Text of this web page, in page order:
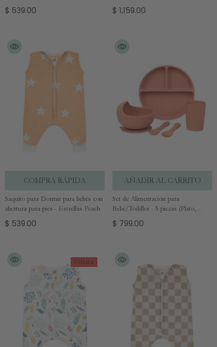
$ 539.00
Bowl, Cuchara, Tenedor, Babero y
Vaso para Snacks) - Palo Rosa
$ 1,159.00
COMPRA RÁPIDA
Saquito para Dormir para bebés con
abertura para pies - Estrellas Peach
$ 539.00
AÑADIR AL CARRITO
Set de Alimentación para
Bebé/Toddler - 5 piezas (Plato,
Bowl, Cuchara, Tenedor y Vaso) -
Palo Rosa
$ 799.00
Oferta